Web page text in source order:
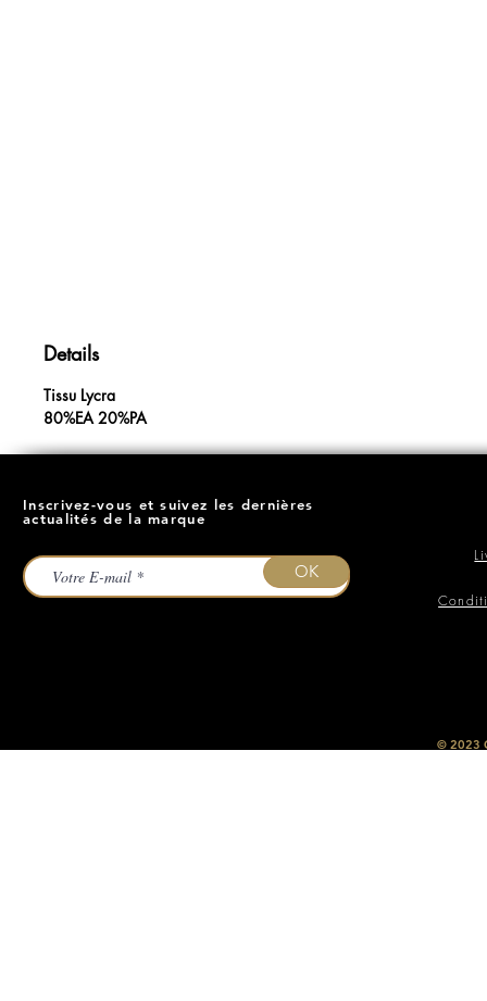
Details
Tissu Lycra
80%EA 20%PA
Inscrivez-vous et suivez les dernières
actualités de la marque
OK
​© 2023